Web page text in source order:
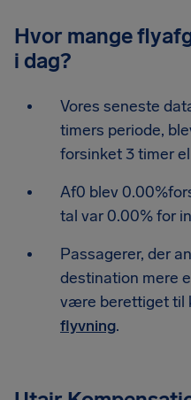
Hvor mange
i dag?
Vores seneste
timers periode,
forsinket 3 timer
Af0 blev
tal var 0.00% for
Passagerer, der
destination mere
være berettiget til
flyvning.